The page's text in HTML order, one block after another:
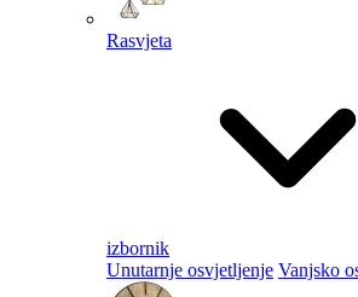
Rasvjeta
izbornik
Unutarnje osvjetljenje Vanjsko